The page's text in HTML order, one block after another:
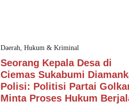
Daerah Hukum & Kriminal
Seorang Kepala Desa di
Ciemas Sukabumi
Polisi: Politisi Partai
Minta Proses Hukum